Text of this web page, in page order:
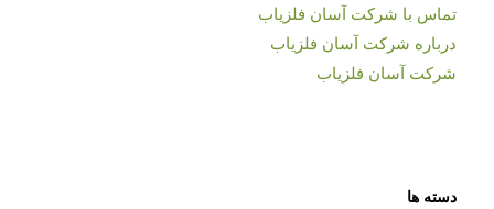
تماس با شرکت آسان فلزیاب
درباره شرکت آسان فلزیاب
شرکت آسان فلزیاب
دسته ها